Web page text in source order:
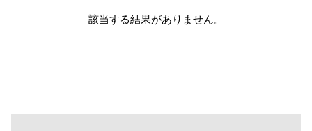
該当する結果がありません。